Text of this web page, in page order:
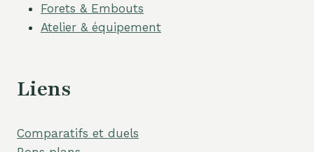
Forets & Embouts
Atelier & équipement
Liens
Comparatifs et duels